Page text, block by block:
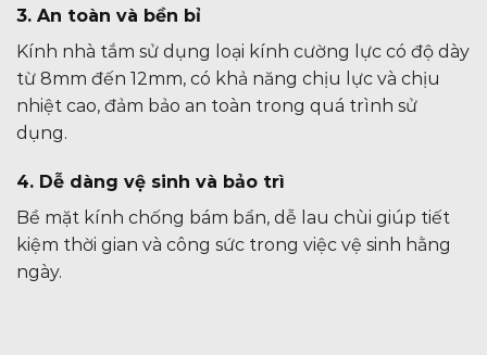
3. An toàn và bền bỉ
Kính nhà tắm sử dụng loại kính cường lực có độ dày
từ 8mm đến 12mm, có khả năng chịu lực và chịu
nhiệt cao, đảm bảo an toàn trong quá trình sử
dụng.
4. Dễ dàng vệ sinh và bảo trì
Bề mặt kính chống bám bẩn, dễ lau chùi giúp tiết
kiệm thời gian và công sức trong việc vệ sinh hằng
ngày.